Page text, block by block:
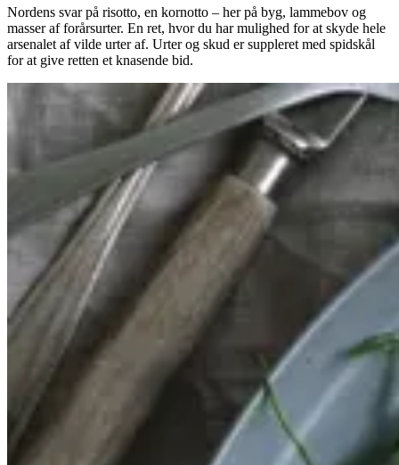
Nordens svar på risotto, en kornotto – her på byg, lammebov og
masser af forårsurter. En ret, hvor du har mulighed for at skyde hele
arsenalet af vilde urter af. Urter og skud er suppleret med spidskål
for at give retten et knasende bid.